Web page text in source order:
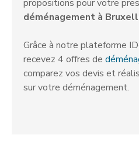
propositions pour votre
déménagement à
Grâce à notre plateforme
recevez 4 offres de
comparez vos devis et
sur votre déménagement.